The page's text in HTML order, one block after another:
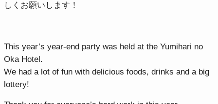
しくお願いします！
This year’s year-end party was held at the Yumihari no
Oka Hotel.
We had a lot of fun with delicious foods, drinks and a big
lottery!